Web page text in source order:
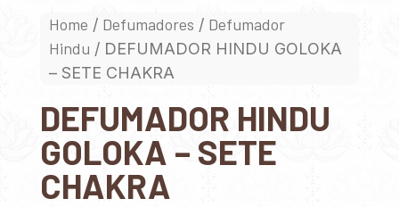
Home / Defumadores / Defumador
Hindu / DEFUMADOR HINDU GOLOKA
– SETE CHAKRA
DEFUMADOR HINDU
GOLOKA – SETE
CHAKRA